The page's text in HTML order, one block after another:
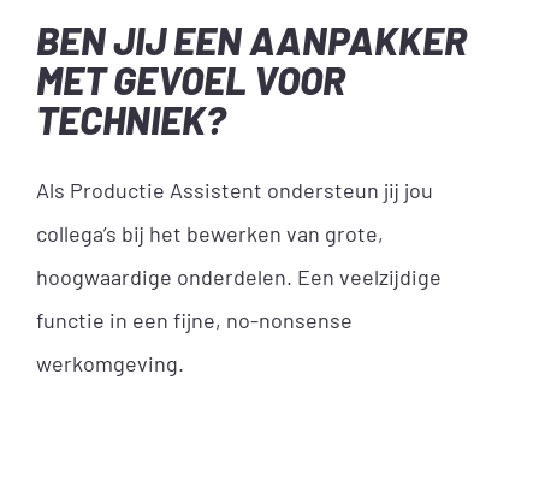
BEN JIJ EEN AANPAKKER
MET GEVOEL VOOR
TECHNIEK?
Als Productie Assistent ondersteun jij jou
collega’s bij het bewerken van grote,
hoogwaardige onderdelen. Een veelzijdige
functie in een fijne, no-nonsense
werkomgeving.